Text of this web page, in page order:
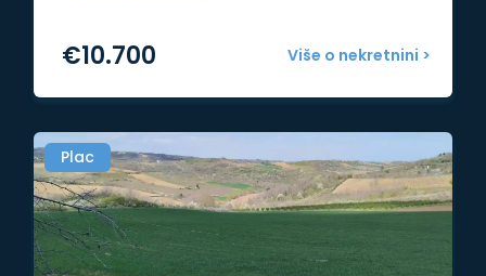
Više o nekretnini >
€10.700
Plac